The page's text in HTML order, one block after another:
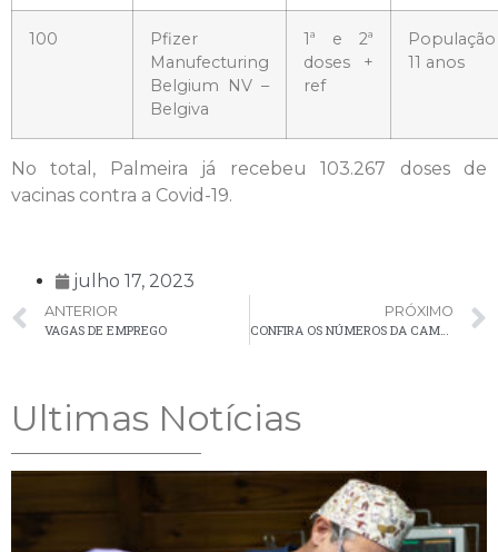
100
Pfizer
Manufecturing
Belgium NV –
Belgiva
1ª e 2ª
doses +
ref
População
11 anos
No total, Palmeira já recebeu 103.267 doses de
vacinas contra a Covid-19.
julho 17, 2023
ANTERIOR
VAGAS DE EMPREGO
PRÓXIMO
CONFIRA OS NÚMEROS DA CAMPANHA DE VACINAÇÃO CONTRA INFLUENZA EM PALMEIRA
Ultimas Notícias